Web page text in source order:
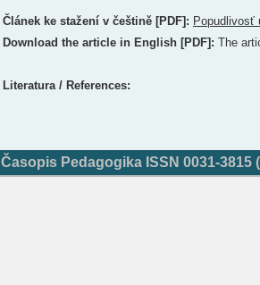
Článek ke stažení v češtině [PDF]: Popudlivosť
Download the article in English [PDF]: The
Literatura / References:
Časopis Pedagogika ISSN 0031-3815